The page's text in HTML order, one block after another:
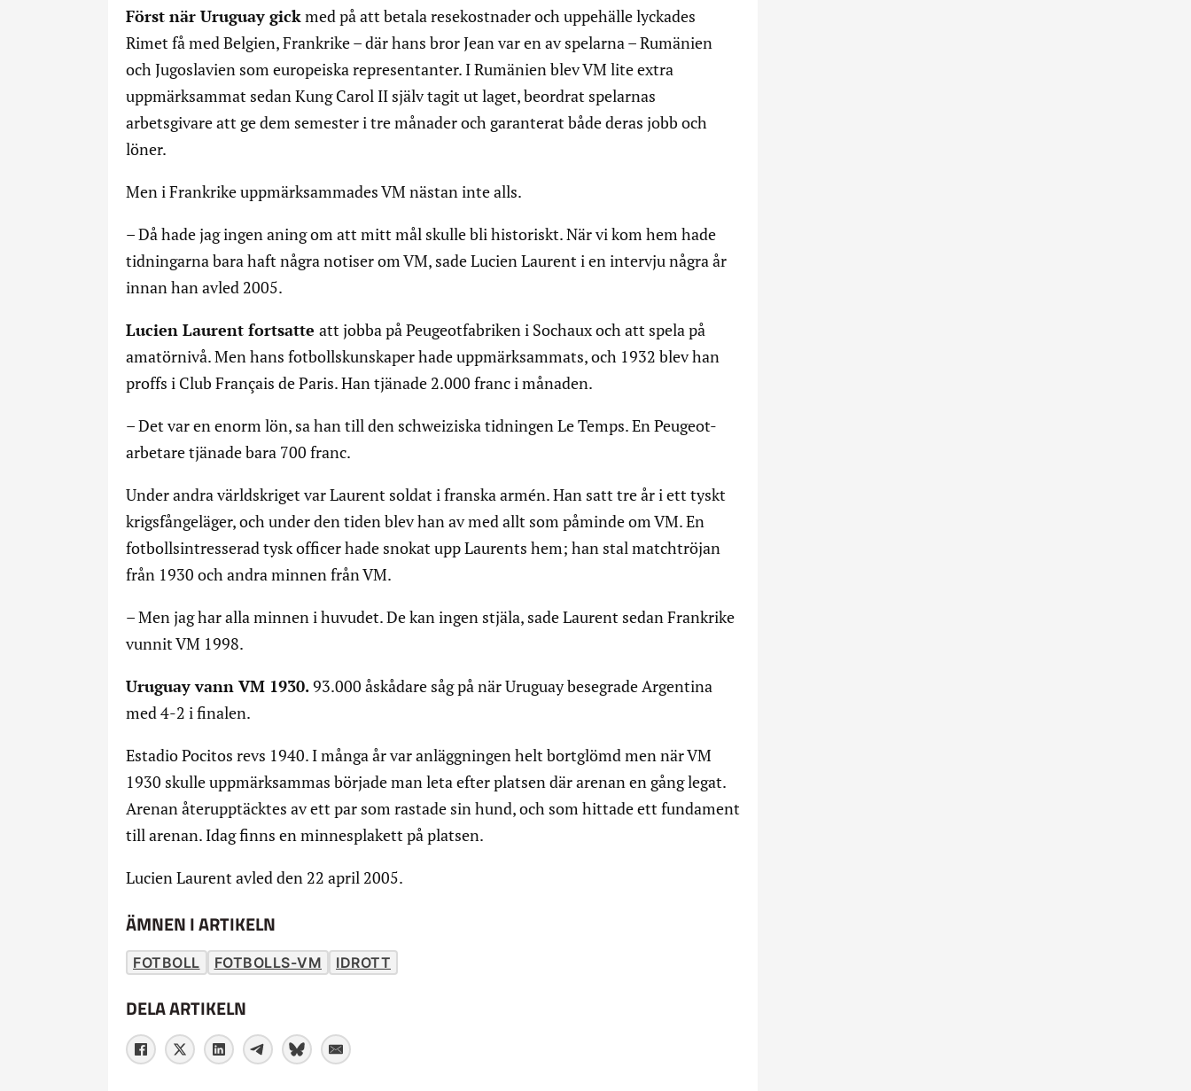
Först när Uruguay gickmed på att betala resekostnader och uppehälle lyckades
Rimet få med Belgien, Frankrike – där hans bror Jean var en av spelarna – Rumänien
och Jugoslavien som europeiska representanter. I Rumänien blev VM lite extra
uppmärksammat sedan Kung Carol II själv tagit ut laget, beordrat spelarnas
arbetsgivare att ge dem semester i tre månader och garanterat både deras jobb och
löner.
Men i Frankrike uppmärksammades VM nästan inte alls.
– Då hade jag ingen aning om att mitt mål skulle bli historiskt. När vi kom hem hade
tidningarna bara haft några notiser om VM, sade Lucien Laurent i en intervju några år
innan han avled 2005.
Lucien Laurent fortsatte att jobba på Peugeotfabriken i Sochaux och att spela på
amatörnivå. Men hans fotbollskunskaper hade uppmärksammats, och 1932 blev han
proffs i Club Français de Paris. Han tjänade 2.000 franc i månaden.
– Det var en enorm lön, sa han till den schweiziska tidningen Le Temps. En Peugeot-
arbetare tjänade bara 700 franc.
Under andra världskriget var Laurent soldat i franska armén. Han satt tre år i ett tyskt
krigsfångeläger, och under den tiden blev han av med allt som påminde om VM. En
fotbollsintresserad tysk officer hade snokat upp Laurents hem; han stal matchtröjan
från 1930 och andra minnen från VM.
– Men jag har alla minnen i huvudet. De kan ingen stjäla, sade Laurent sedan Frankrike
vunnit VM 1998.
Uruguay vann VM 1930.93.000 åskådare såg på när Uruguay besegrade Argentina
med 4-2 i finalen.
Estadio Pocitos revs 1940. I många år var anläggningen helt bortglömd men när VM
1930 skulle uppmärksammas började man leta efter platsen där arenan en gång legat.
Arenan återupptäcktes av ett par som rastade sin hund, och som hittade ett fundament
till arenan. Idag finns en minnesplakett på platsen.
Lucien Laurent avled den 22 april 2005.
ÄMNEN I ARTIKELN
FOTBOLL FOTBOLLS-VM IDROTT
DELA ARTIKELN